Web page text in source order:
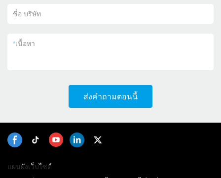
ชื่อ บริษัท
*เนื้อหา
ส่งคำถามตอนนี้
แผนผังเว็บไซต์